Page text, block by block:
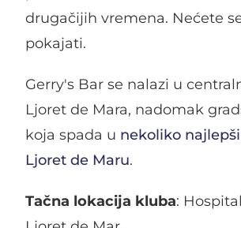
drugačijih vremena. Nećete
pokajati.
Gerry's Bar se nalazi u
Ljoret de Mara, nadomak
koja spada u nekoliko
Ljoret de Maru.
Tačna lokacija kluba: